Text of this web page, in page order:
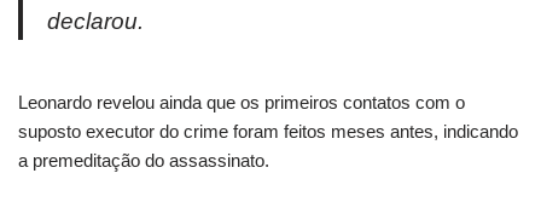
declarou.
Leonardo revelou ainda que os primeiros contatos com o
suposto executor do crime foram feitos meses antes, indicando
a premeditação do assassinato.